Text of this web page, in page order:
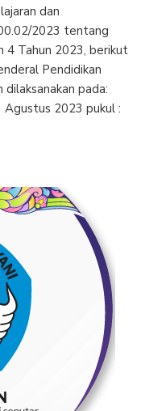
dan
2023 tentang
4 Tahun 2023, berikut
Pendidikan
pada:
Agustus 2023 pukul :